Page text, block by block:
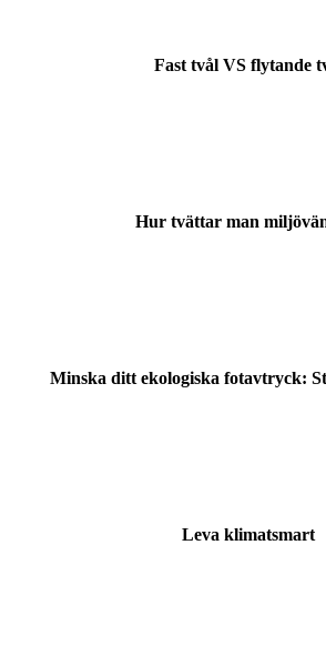
Fast tvål VS flytande
Hur tvättar man
Minska ditt ekologiska fotavtryck:
Leva klimatsmart